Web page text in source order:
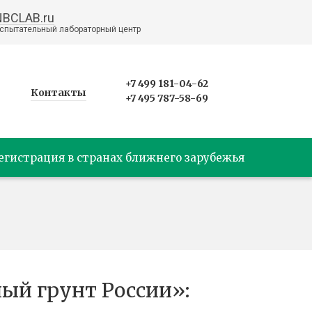
лабораторный центр
Контакты
+7 499 181-04-62
+7 495 787-58-69
в странах ближнего зарубежья
грунт России»: